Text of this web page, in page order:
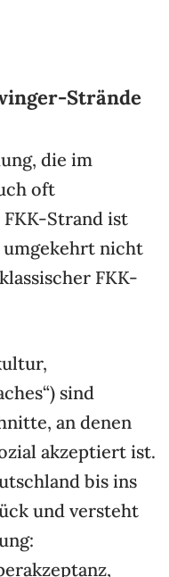
Strände
die im
oft
Strand ist
nicht
FKK-
sind
an denen
akzeptiert ist.
bis ins
und versteht